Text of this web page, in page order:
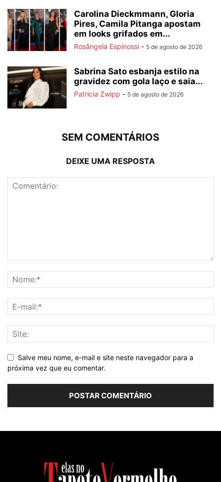
Carolina Dieckmmann, Gloria
Pires, Camila Pitanga apostam
em looks grifados em...
Rosângela Espinossi - 5 de agosto de 2026
Sabrina Sato esbanja estilo na
gravidez com gola laço e saia...
Patricia Zwipp - 5 de agosto de 2026
SEM COMENTÁRIOS
DEIXE UMA RESPOSTA
Salve meu nome, e-mail e site neste navegador para a
próxima vez que eu comentar.